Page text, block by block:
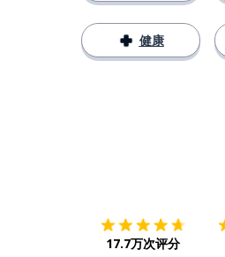
健康
17.7万次评分